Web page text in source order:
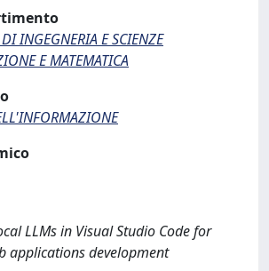
INGEGNERIA E SCIENZE
E MATEMATICA
LLMs in Visual Studio Code for
applications development